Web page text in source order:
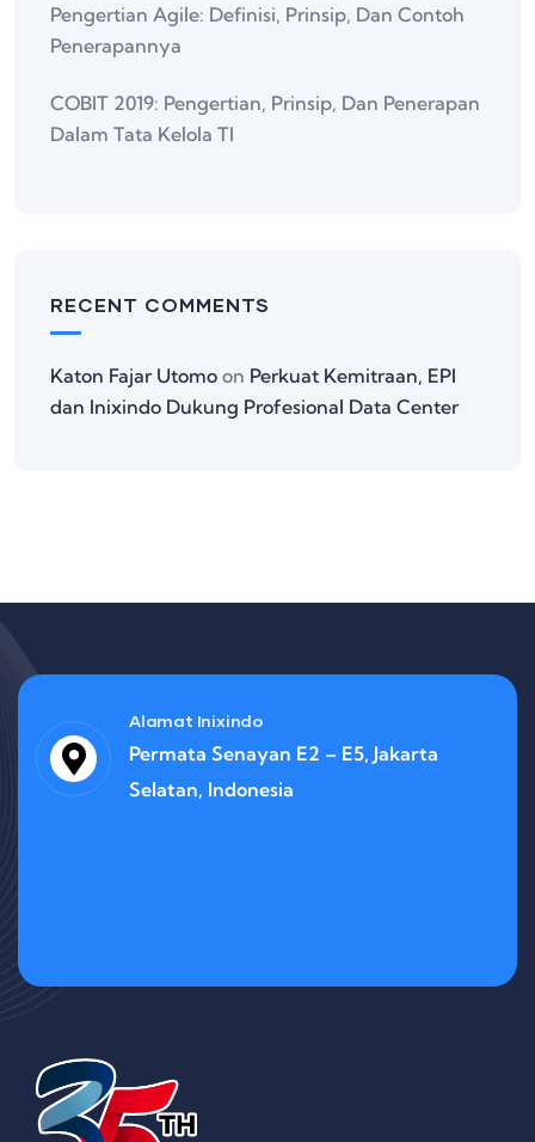
Pengertian Agile: Definisi, Prinsip, Dan Contoh
Penerapannya
COBIT 2019: Pengertian, Prinsip, Dan Penerapan
Dalam Tata Kelola TI
RECENT COMMENTS
Katon Fajar Utomo on Perkuat Kemitraan, EPI
dan Inixindo Dukung Profesional Data Center
Alamat Inixindo
Permata Senayan E2 – E5, Jakarta
Selatan, Indonesia